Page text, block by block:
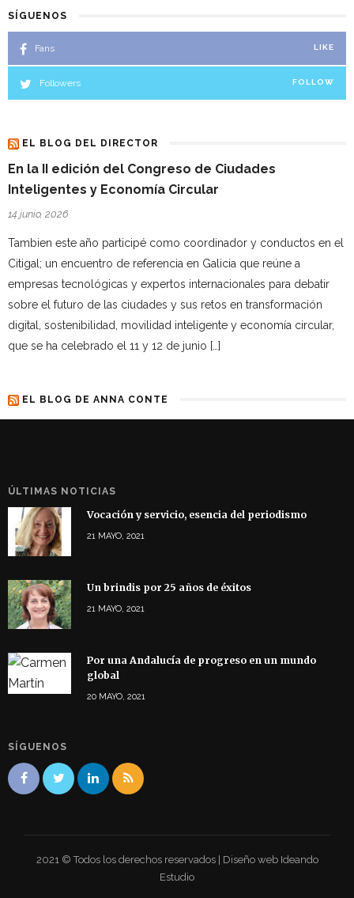
SÍGUENOS
Fans LIKE
Followers FOLLOW
EL BLOG DEL DIRECTOR
En la II edición del Congreso de Ciudades
Inteligentes y Economía Circular
14 junio, 2026
Tambien este año participé como coordinador y conductos en el
Citigal; un encuentro de referencia en Galicia que reúne a
empresas tecnológicas y expertos internacionales para debatir
sobre el futuro de las ciudades y sus retos en transformación
digital, sostenibilidad, movilidad inteligente y economía circular,
que se ha celebrado el 11 y 12 de junio […]
EL BLOG DE ANNA CONTE
ÚLTIMAS NOTICIAS
Vocación y servicio, esencia del periodismo
21 MAYO, 2021
Un brindis por 25 años de éxitos
21 MAYO, 2021
Por una Andalucía de progreso en un mundo
global
20 MAYO, 2021
SÍGUENOS
2021 © Todos los derechos reservados | Diseño web Ideando
Estudio